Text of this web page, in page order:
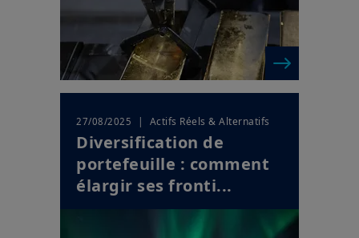
27/08/2025 | Actifs Réels & Alternatifs
Diversification de
portefeuille : comment
élargir ses fronti...